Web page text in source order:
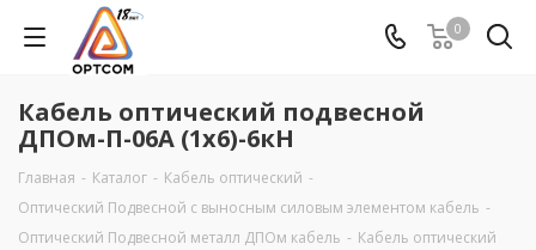
0
Кабель оптический подвесной
ДПОм-П-06А (1х6)-6кН
Главная - Каталог - Кабель оптический -
Оптический Подвесной с выносным силовым элементом кабель -
Оптический Подвесной металл ДПОм кабель - Кабель оптический